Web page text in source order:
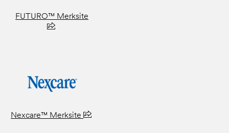
FUTURO™ Merksite
Nexcare™ Merksite